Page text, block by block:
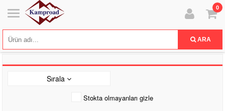
0
ARA
Sırala
Stokta olmayanları gizle